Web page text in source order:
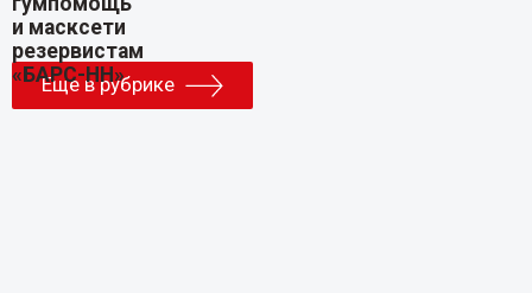
Еще в рубрике